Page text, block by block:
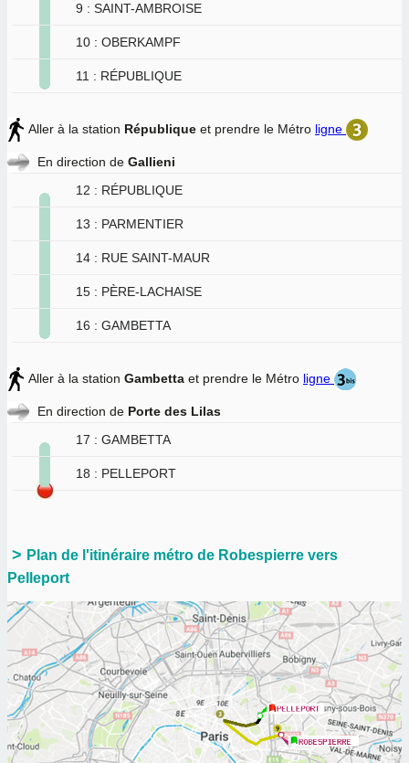
9 : SAINT-AMBROISE
10 : OBERKAMPF
11 : RÉPUBLIQUE
Aller à la station République et prendre le Métro ligne
En direction de Gallieni
12 : RÉPUBLIQUE
13 : PARMENTIER
14 : RUE SAINT-MAUR
15 : PÈRE-LACHAISE
16 : GAMBETTA
Aller à la station Gambetta et prendre le Métro ligne
En direction de Porte des Lilas
17 : GAMBETTA
18 : PELLEPORT
Plan de l'itinéraire métro de Robespierre vers
Pelleport